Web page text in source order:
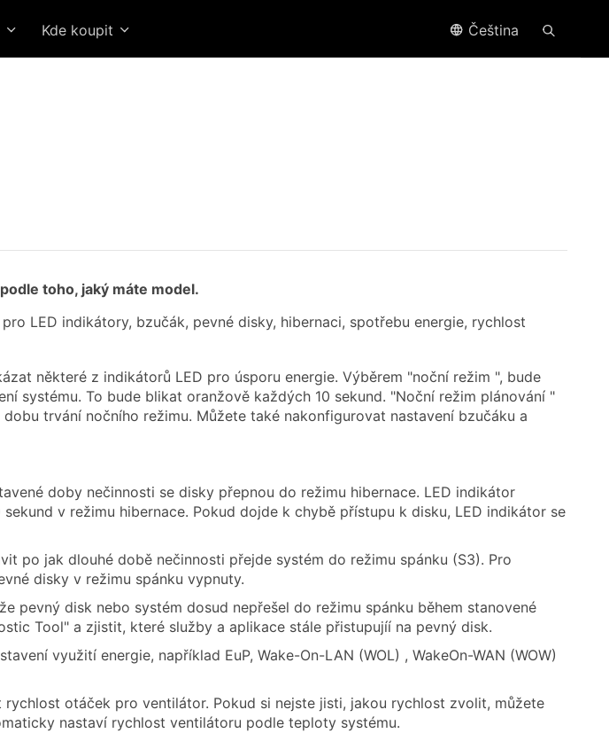
Kde koupit Čeština
toho, jaký máte model.
LED indikátory, bzučák, pevné disky, hibernaci, spotřebu energie, rychlost
některé z indikátorů LED pro úsporu energie. Výběrem "noční režim ", bude
systému. To bude blikat oranžově každých 10 sekund. "Noční režim plánování "
trvání nočního režimu. Můžete také nakonfigurovat nastavení bzučáku a
doby nečinnosti se disky přepnou do režimu hibernace. LED indikátor
v režimu hibernace. Pokud dojde k chybě přístupu k disku, LED indikátor se
po jak dlouhé době nečinnosti přejde systém do režimu spánku (S3). Pro
disky v režimu spánku vypnuty.
pevný disk nebo systém dosud nepřešel do režimu spánku během stanovené
Tool" a zjistit, které služby a aplikace stále přistupujíí na pevný disk.
využití energie, například EuP, Wake-On-LAN (WOL) , WakeOn-WAN (WOW)
rychlost otáček pro ventilátor. Pokud si nejste jisti, jakou rychlost zvolit, můžete
nastaví rychlost ventilátoru podle teploty systému.